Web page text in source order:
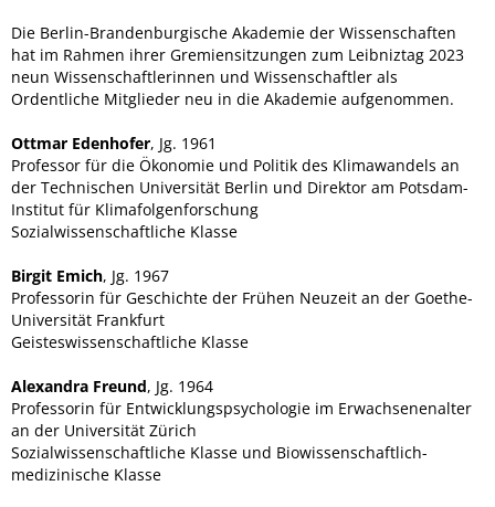
Die Berlin-Brandenburgische Akademie der Wissenschaften
hat im Rahmen ihrer Gremiensitzungen zum Leibniztag 2023
neun Wissenschaftlerinnen und Wissenschaftler als
Ordentliche Mitglieder neu in die Akademie aufgenommen.
Ottmar Edenhofer, Jg. 1961
Professor für die Ökonomie und Politik des Klimawandels an
der Technischen Universität Berlin und Direktor am Potsdam-
Institut für Klimafolgenforschung
Sozialwissenschaftliche Klasse
Birgit Emich, Jg. 1967
Professorin für Geschichte der Frühen Neuzeit an der Goethe-
Universität Frankfurt
Geisteswissenschaftliche Klasse
Alexandra Freund, Jg. 1964
Professorin für Entwicklungspsychologie im Erwachsenenalter
an der Universität Zürich
Sozialwissenschaftliche Klasse und Biowissenschaftlich-
medizinische Klasse